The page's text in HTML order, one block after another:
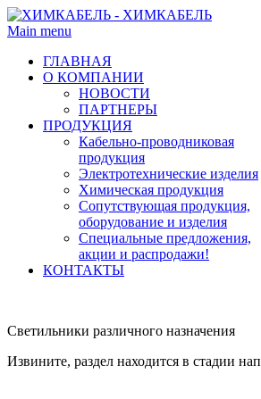
Main menu
ГЛАВНАЯ
О КОМПАНИИ
НОВОСТИ
ПАРТНЕРЫ
ПРОДУКЦИЯ
Кабельно-проводниковая
продукция
Электротехнические изделия
Химическая продукция
Сопутствующая продукция,
оборудование и изделия
Специальные предложения,
акции и распродажи!
КОНТАКТЫ
Светильники различного назначения
Извините, раздел находится в стадии